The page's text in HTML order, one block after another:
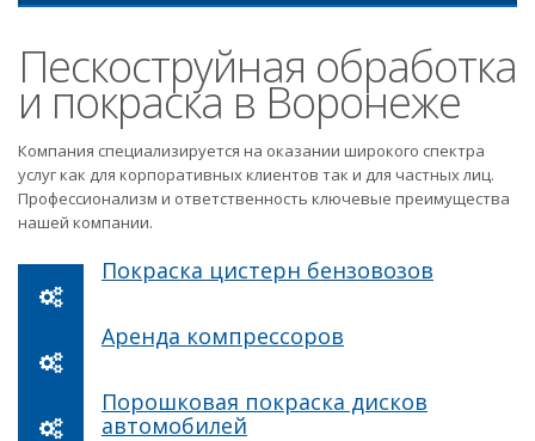
Пескоструйная обработка
и покраска в Воронеже
Компания специализируется на оказании широкого спектра
услуг как для корпоративных клиентов так и для частных лиц.
Профессионализм и ответственность ключевые преимущества
нашей компании.
Покраска цистерн бензовозов
Аренда компрессоров
Порошковая покраска дисков
автомобилей